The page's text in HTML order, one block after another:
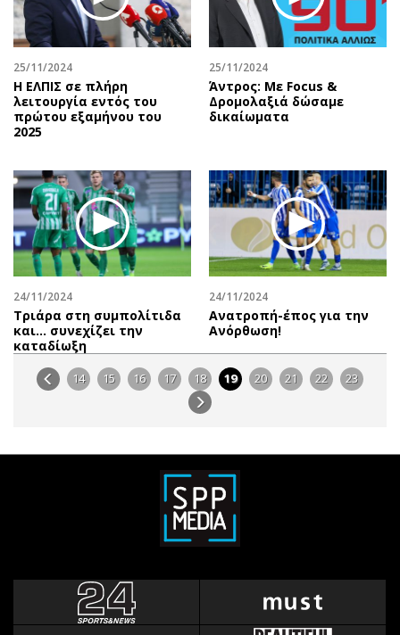
25/11/2024
Η ΕΛΠΙΣ σε πλήρη
λειτουργία εντός του
πρώτου εξαμήνου του
2025
25/11/2024
Άντρος: Με Focus &
Δρομολαξιά δώσαμε
δικαίωματα
24/11/2024
Τριάρα στη συμπολίτιδα
και… συνεχίζει την
καταδίωξη
24/11/2024
Ανατροπή-έπος για την
Ανόρθωση!
14 15 16 17 18 19 20 21 22 23